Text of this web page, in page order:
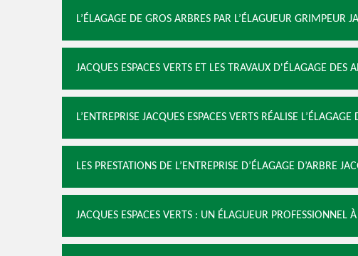
L’ÉLAGAGE DE GROS ARBRES PAR L’ÉLAGUEUR GRIMPEUR
JACQUES ESPACES VERTS ET LES TRAVAUX D'ÉLAGAGE DES
L’ENTREPRISE JACQUES ESPACES VERTS RÉALISE
LES PRESTATIONS DE L’ENTREPRISE D’ÉLAGAGE D’ARBRE
JACQUES ESPACES VERTS : UN ÉLAGUEUR PROFESSIONNEL